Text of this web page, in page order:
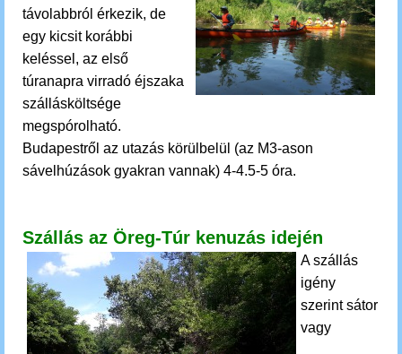
távolabbról érkezik, de
egy kicsit korábbi
keléssel, az első
túranapra virradó éjszaka
szállásköltsége
megspórolható.
Budapestről az utazás körülbelül (az M3-ason
sávelhúzások gyakran vannak) 4-4.5-5 óra.
Szállás az Öreg-Túr kenuzás idején
A szállás
igény
szerint sátor
vagy